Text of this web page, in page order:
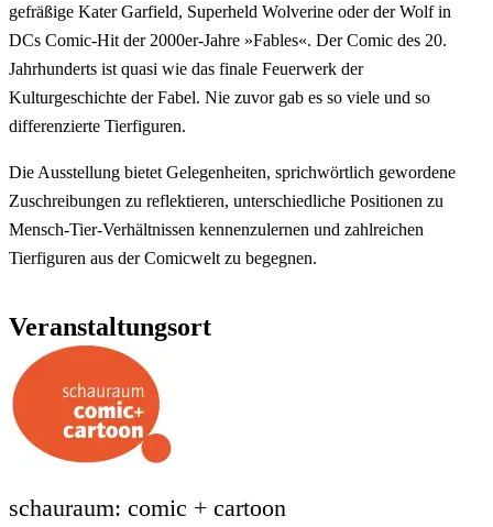
gefräßige Kater Garfield, Superheld Wolverine oder der Wolf in
DCs Comic-Hit der 2000er-Jahre »Fables«. Der Comic des 20.
Jahrhunderts ist quasi wie das finale Feuerwerk der
Kulturgeschichte der Fabel. Nie zuvor gab es so viele und so
differenzierte Tierfiguren.
Die Ausstellung bietet Gelegenheiten, sprichwörtlich gewordene
Zuschreibungen zu reflektieren, unterschiedliche Positionen zu
Mensch-Tier-Verhältnissen kennenzulernen und zahlreichen
Tierfiguren aus der Comicwelt zu begegnen.
Veranstaltungsort
schauraum: comic + cartoon